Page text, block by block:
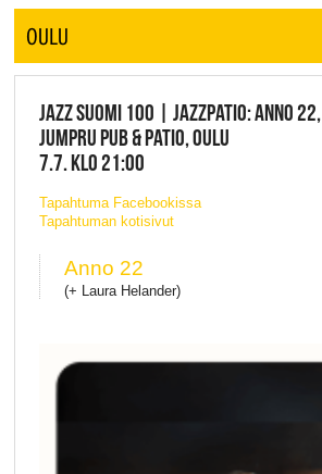
OULU
JAZZ SUOMI 100 | JAZZPATIO: ANNO 22,
JUMPRU PUB & PATIO, OULU
7.7. KLO 21:00
Tapahtuma Facebookissa
Tapahtuman kotisivut
Anno 22
(+ Laura Helander)